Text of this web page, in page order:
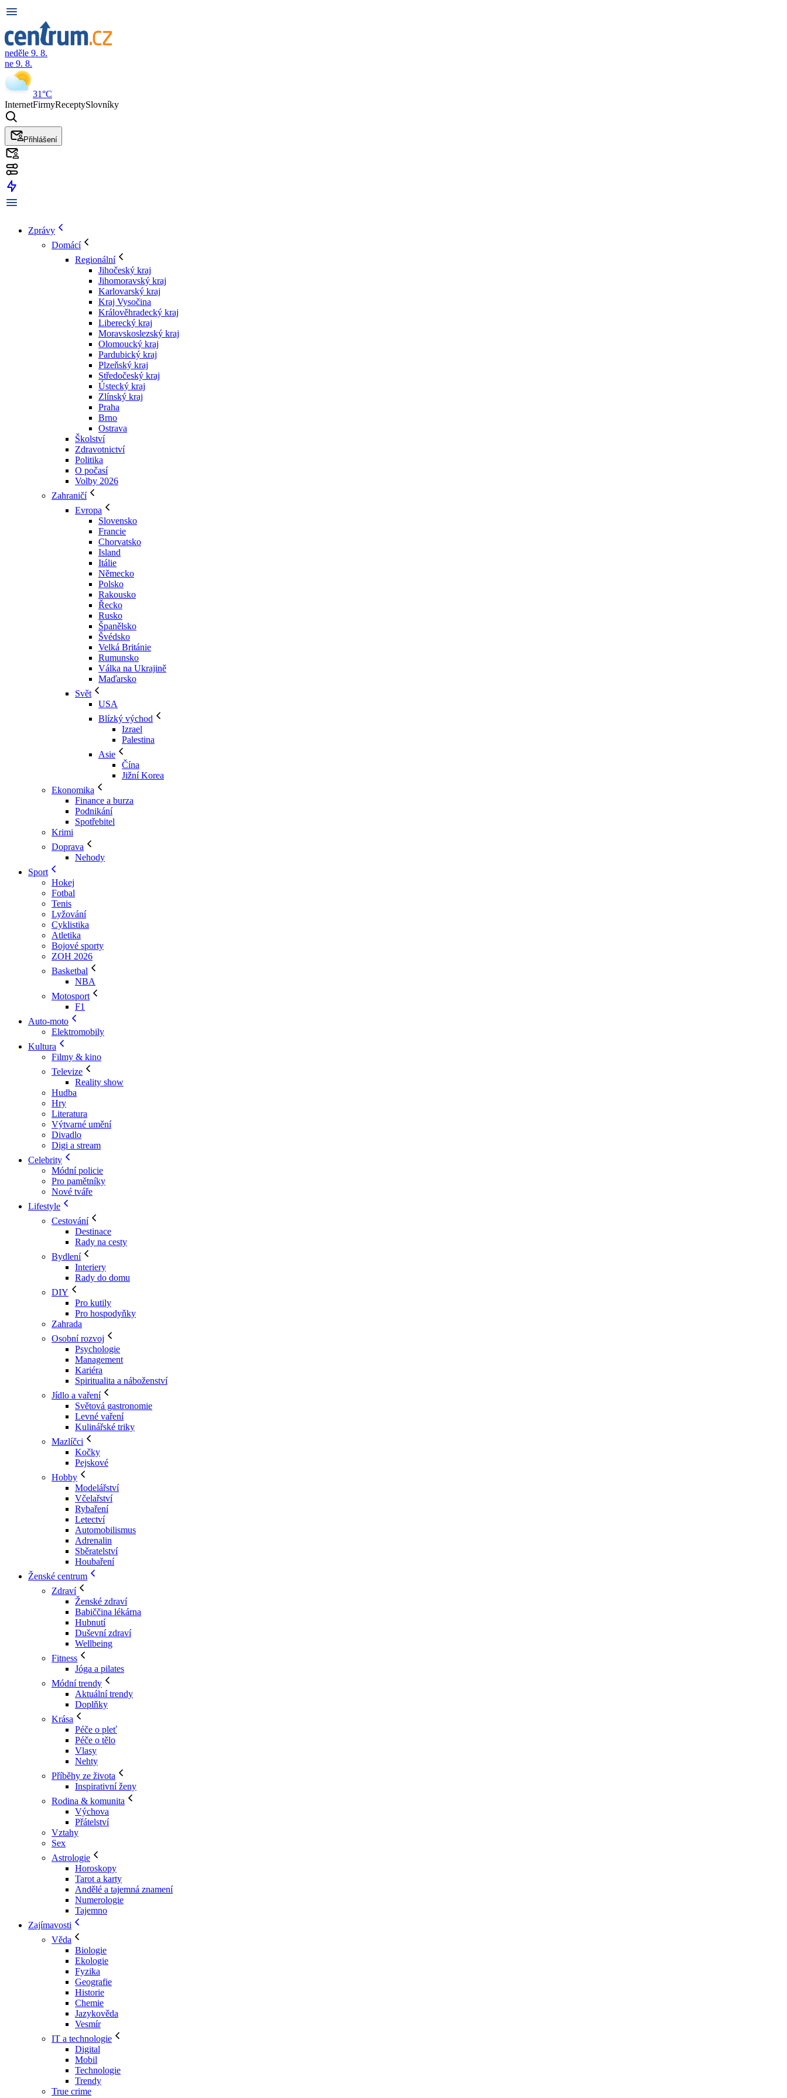
neděle 9. 8.
ne 9. 8.
31°C
InternetFirmyReceptySlovníky
Přihlášení
Zprávy
Domácí
Regionální
Jihočeský kraj
Jihomoravský kraj
Karlovarský kraj
Kraj Vysočina
Králověhradecký kraj
Liberecký kraj
Moravskoslezský kraj
Olomoucký kraj
Pardubický kraj
Plzeňský kraj
Středočeský kraj
Ústecký kraj
Zlínský kraj
Praha
Brno
Ostrava
Školství
Zdravotnictví
Politika
O počasí
Volby 2026
Zahraničí
Evropa
Slovensko
Francie
Chorvatsko
Island
Itálie
Německo
Polsko
Rakousko
Řecko
Rusko
Španělsko
Švédsko
Velká Británie
Rumunsko
Válka na Ukrajině
Maďarsko
Svět
USA
Blízký východ
Izrael
Palestina
Asie
Čína
Jižní Korea
Ekonomika
Finance a burza
Podnikání
Spotřebitel
Krimi
Doprava
Nehody
Sport
Hokej
Fotbal
Tenis
Lyžování
Cyklistika
Atletika
Bojové sporty
ZOH 2026
Basketbal
NBA
Motosport
F1
Auto-moto
Elektromobily
Kultura
Filmy & kino
Televize
Reality show
Hudba
Hry
Literatura
Výtvarné umění
Divadlo
Digi a stream
Celebrity
Módní policie
Pro pamětníky
Nové tváře
Lifestyle
Cestování
Destinace
Rady na cesty
Bydlení
Interiery
Rady do domu
DIY
Pro kutily
Pro hospodyňky
Zahrada
Osobní rozvoj
Psychologie
Management
Kariéra
Spiritualita a náboženství
Jídlo a vaření
Světová gastronomie
Levné vaření
Kulinářské triky
Mazlíčci
Kočky
Pejskové
Hobby
Modelářství
Včelařství
Rybaření
Letectví
Automobilismus
Adrenalin
Sběratelství
Houbaření
Ženské centrum
Zdraví
Ženské zdraví
Babiččina lékárna
Hubnutí
Duševní zdraví
Wellbeing
Fitness
Jóga a pilates
Módní trendy
Aktuální trendy
Doplňky
Krása
Péče o pleť
Péče o tělo
Vlasy
Nehty
Příběhy ze života
Inspirativní ženy
Rodina & komunita
Výchova
Přátelství
Vztahy
Sex
Astrologie
Horoskopy
Tarot a karty
Andělé a tajemná znamení
Numerologie
Tajemno
Zajímavosti
Věda
Biologie
Ekologie
Fyzika
Geografie
Historie
Chemie
Jazykověda
Vesmír
IT a technologie
Digital
Mobil
Technologie
Trendy
True crime